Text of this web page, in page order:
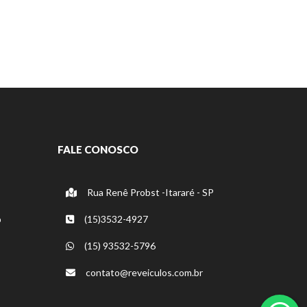
FALE CONOSCO
Rua Renê Probst -Itararé - SP
(15)3532-4927
(15) 93532-5796
contato@reveiculos.com.br